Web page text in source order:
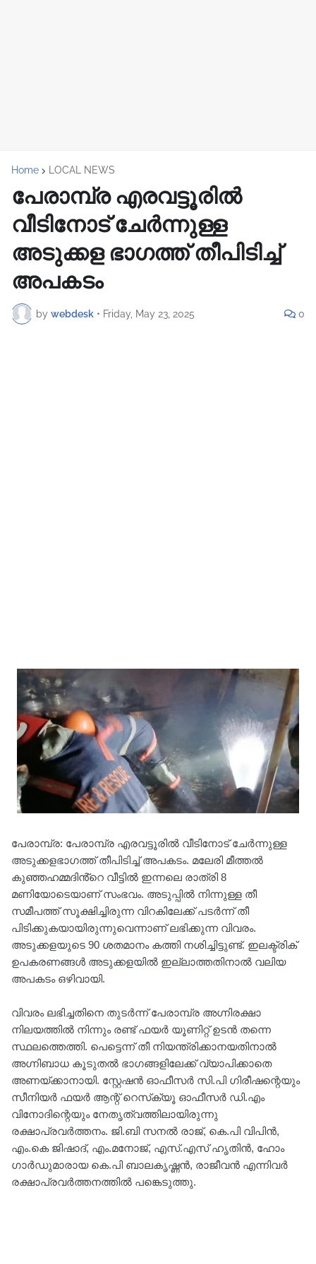
Home LOCAL NEWS
പേരാമ്പ്ര എരവട്ടൂരില്‍
വീടിനോട് ചേര്‍ന്നുള്ള
അടുക്കള ഭാഗത്ത് തീപിടിച്ച്
അപകടം
by webdesk • Friday, May 23, 2025 0
പേരാമ്പ്ര: പേരാമ്പ്ര എരവട്ടൂരില്‍ വീടിനോട് ചേര്‍ന്നുള്ള
അടുക്കളഭാഗത്ത് തീപിടിച്ച് അപകടം. മലേരി മീത്തല്‍
കുഞ്ഞഹമ്മദിൻ്റെ വീട്ടില്‍ ഇന്നലെ രാത്രി 8
മണിയോടെയാണ് സംഭവം. അടുപ്പില്‍ നിന്നുള്ള തീ
സമീപത്ത് സൂക്ഷിച്ചിരുന്ന വിറകിലേക്ക് പടര്‍ന്ന് തീ
പിടിക്കുകയായിരുന്നുവെന്നാണ് ലഭിക്കുന്ന വിവരം.
അടുക്കളയുടെ 90 ശതമാനം കത്തി നശിച്ചിട്ടുണ്ട്. ഇലക്ട്രിക്
ഉപകരണങ്ങള്‍ അടുക്കളയിൽ ഇല്ലാത്തതിനാൽ വലിയ
അപകടം ഒഴിവായി.
വിവരം ലഭിച്ചതിനെ തുടര്‍ന്ന് പേരാമ്പ്ര അഗ്നിരക്ഷാ
നിലയത്തില്‍ നിന്നും രണ്ട് ഫയര്‍ യൂണിറ്റ് ഉടന്‍ തന്നെ
സ്ഥലത്തെത്തി. പെട്ടെന്ന് തീ നിയന്ത്രിക്കാനയതിനാൽ
അഗ്നിബാധ കൂടുതല്‍ ഭാഗങ്ങളിലേക്ക് വ്യാപിക്കാതെ
അണയ്ക്കാനായി. സ്റ്റേഷന്‍ ഓഫീസര്‍ സി.പി ഗിരീഷന്റെയും
സീനിയര്‍ ഫയര്‍ ആന്റ് റെസ്‌ക്യൂ ഓഫീസര്‍ ഡി.എം
വിനോദിന്റെയും നേതൃത്വത്തിലായിരുന്നു
രക്ഷാപ്രവര്‍ത്തനം. ജി.ബി സനൽ രാജ്, കെ.പി വിപിൻ,
എം.കെ ജിഷാദ്, എം.മനോജ്, എസ്.എസ് ഹൃതിൻ, ഹോം
ഗാർഡുമാരായ കെ.പി ബാലകൃഷ്ണൻ, രാജീവൻ എന്നിവർ
രക്ഷാപ്രവർത്തനത്തിൽ പങ്കെടുത്തു.